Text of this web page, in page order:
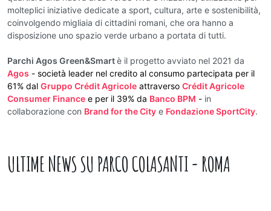
molteplici iniziative dedicate a sport, cultura, arte e sostenibilità,
coinvolgendo migliaia di cittadini romani, che ora hanno a
disposizione uno spazio verde urbano a portata di tutti.
Parchi Agos Green&Smartè il progetto avviato nel 2021 da
Agos - società leader nel credito al consumo partecipata per il
61% dal Gruppo Crédit Agricole attraverso Crédit Agricole
Consumer Finance e per il 39% da Banco BPM - in
collaborazione con Brand for the City e Fondazione SportCity.
ULTIME NEWS SU PARCO COLASANTI - ROMA